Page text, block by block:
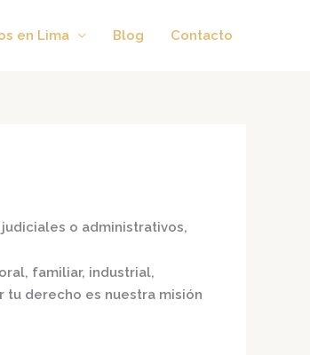
en Lima Blog Contacto
o administrativos,
familiar, industrial,
derecho es nuestra misión